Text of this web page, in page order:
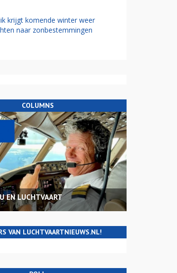
krijgt komende winter weer
naar zonbestemmingen
COLUMNS
EN LUCHTVAART
VAN LUCHTVAARTNIEUWS.NL!